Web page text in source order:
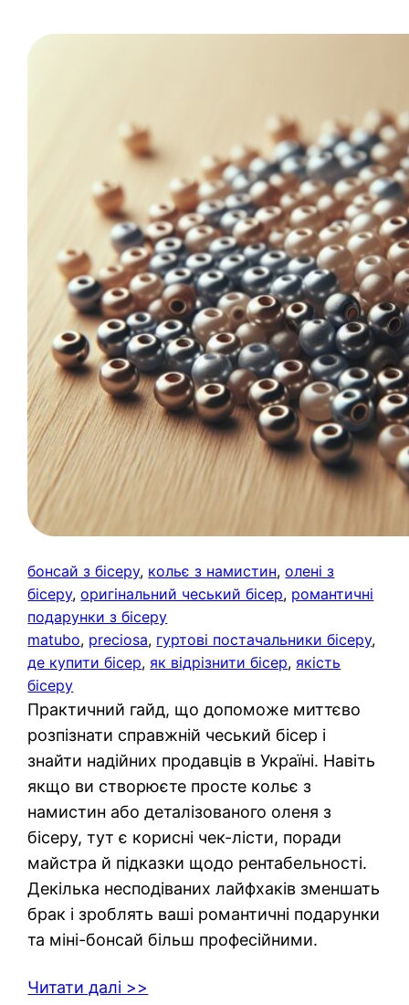
бонсай з бісеру, кольє з намистин, олені з
бісеру, оригінальний чеський бісер, романтичні
подарунки з бісеру
matubo, preciosa, гуртові постачальники бісеру
де купити бісер, як відрізнити бісер, якість
бісеру
Практичний гайд, що допоможе миттєво
розпізнати справжній чеський бісер і
знайти надійних продавців в Україні. Навіть
якщо ви створюєте просте кольє з
намистин або деталізованого оленя з
бісеру, тут є корисні чек-лісти, поради
майстра й підказки щодо рентабельності.
Декілька несподіваних лайфхаків зменшать
брак і зроблять ваші романтичні подарунки
та міні-бонсай більш професійними.
Читати далі >>